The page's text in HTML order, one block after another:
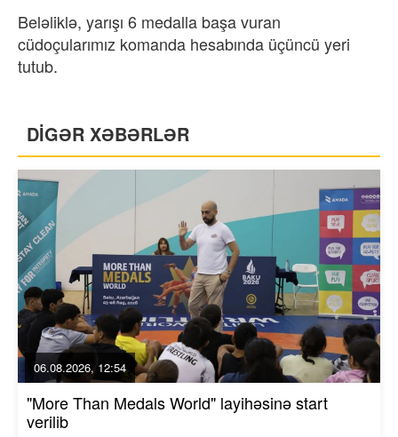
Beləliklə, yarışı 6 medalla başa vuran
cüdoçularımız komanda hesabında üçüncü yeri
tutub.
DİGƏR XƏBƏRLƏR
06.08.2026, 12:54
"More Than Medals World" layihəsinə start
verilib